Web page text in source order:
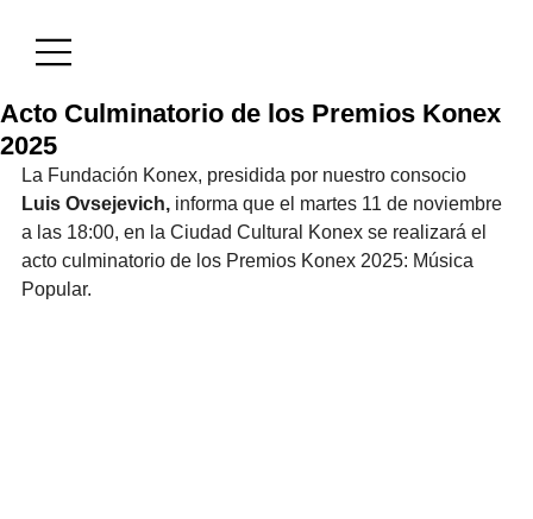
Acto Culminatorio de los Premios Konex
2025
La Fundación Konex, presidida por nuestro consocio
Luis Ovsejevich, informa que el martes 11 de noviembre
a las 18:00, en la Ciudad Cultural Konex se realizará el
acto culminatorio de los Premios Konex 2025: Música
Popular.